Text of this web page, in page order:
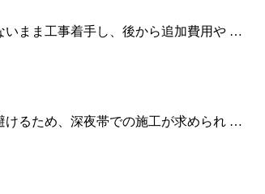
いまま工事着手し、後から追加費用や …
けるため、深夜帯での施工が求められ …